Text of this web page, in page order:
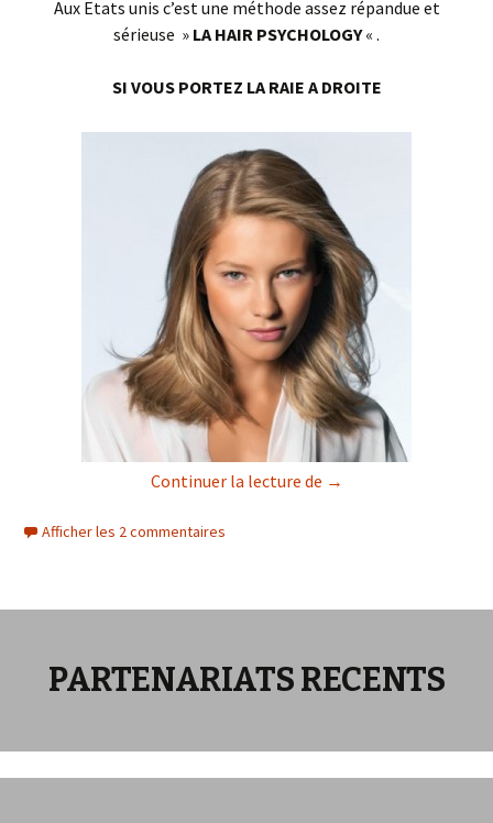
Aux Etats unis c’est une méthode assez répandue et
sérieuse » LA HAIR PSYCHOLOGY« .
SI VOUS PORTEZ LA RAIE A DROITE
Continuer la lecture de Dans ta coiffure je
→
Afficher les 2 commentaires
PARTENARIATS RECENTS